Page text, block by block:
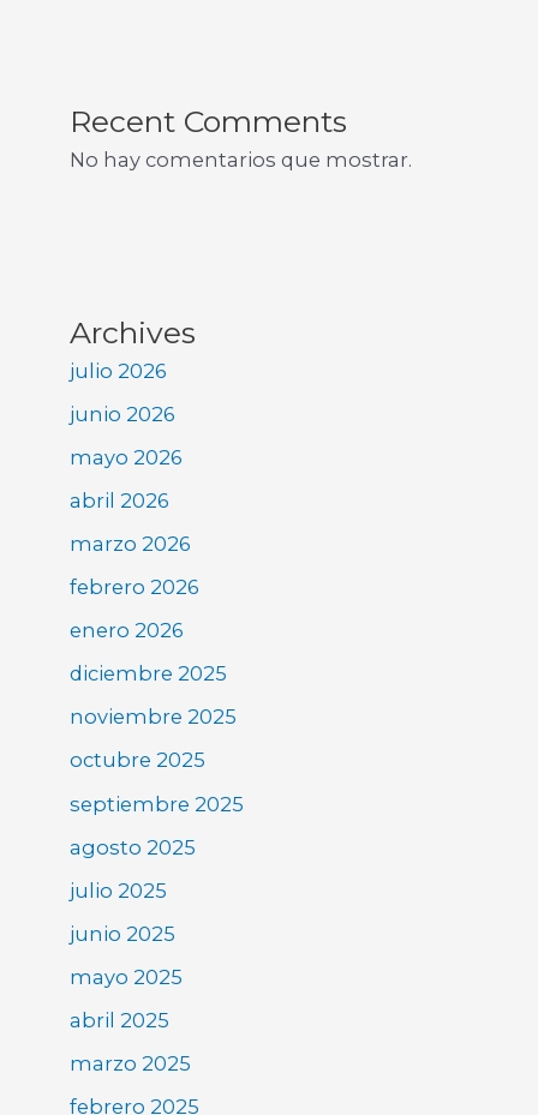
Recent Comments
No hay comentarios que mostrar.
Archives
julio 2026
junio 2026
mayo 2026
abril 2026
marzo 2026
febrero 2026
enero 2026
diciembre 2025
noviembre 2025
octubre 2025
septiembre 2025
agosto 2025
julio 2025
junio 2025
mayo 2025
abril 2025
marzo 2025
febrero 2025